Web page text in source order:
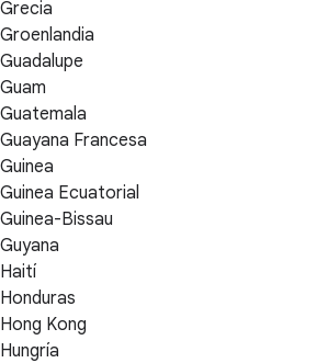
Grecia
Groenlandia
Guadalupe
Guam
Guatemala
Guayana Francesa
Guinea
Guinea Ecuatorial
Guinea-Bissau
Guyana
Haití
Honduras
Hong Kong
Hungría